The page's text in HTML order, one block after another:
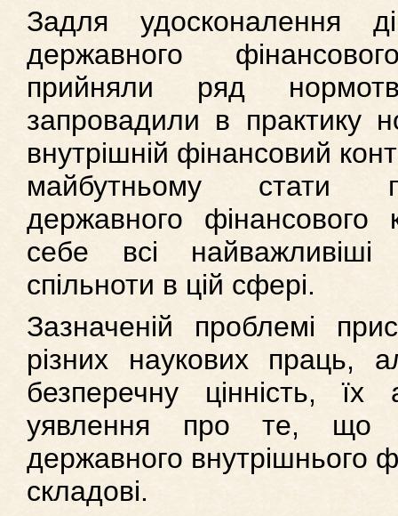
Задля удосконалення
державного
прийняли ряд
запровадили в практику
внутрішній фінансовий
майбутньому стати
державного
себе всі найважливіші
спільноти в цій сфері.
Зазначеній проблемі
різних наукових праць,
безперечну цінність,
уявлення про те, що
державного внутрішнього
складові.